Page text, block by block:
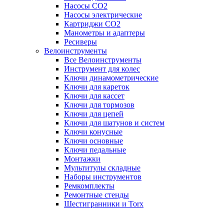
Насосы CO2
Насосы электрические
Картриджи CO2
Манометры и адаптеры
Ресиверы
Велоинструменты
Все Велоинструменты
Инструмент для колес
Ключи динамометрические
Ключи для кареток
Ключи для кассет
Ключи для тормозов
Ключи для цепей
Ключи для шатунов и систем
Ключи конусные
Ключи основные
Ключи педальные
Монтажки
Мультитулы складные
Наборы инструментов
Ремкомплекты
Ремонтные стенды
Шестигранники и Torx